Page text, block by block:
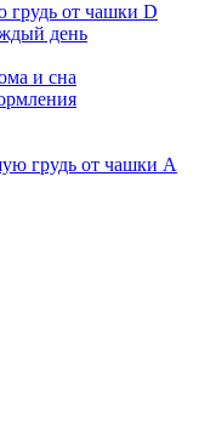
грудь от чашки D
день
и сна
грудь от чашки А